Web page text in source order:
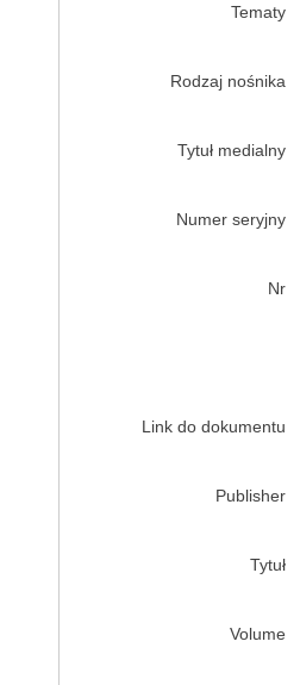
Tematy
Rodzaj nośnika
Tytuł medialny
Numer seryjny
Nr
Link do dokumentu
Publisher
Tytuł
Volume